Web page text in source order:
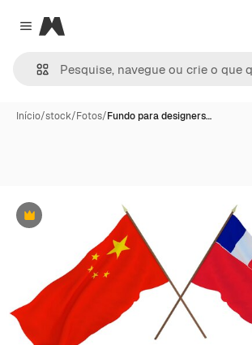
Close menu
Magnific
Início/stock/Fotos/Fundo para designers…
Premium